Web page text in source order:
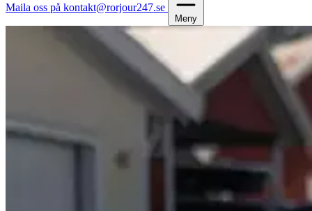
Maila oss på kontakt@rorjour247.se
Meny